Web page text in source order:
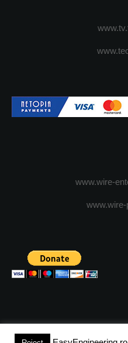
www.wire-